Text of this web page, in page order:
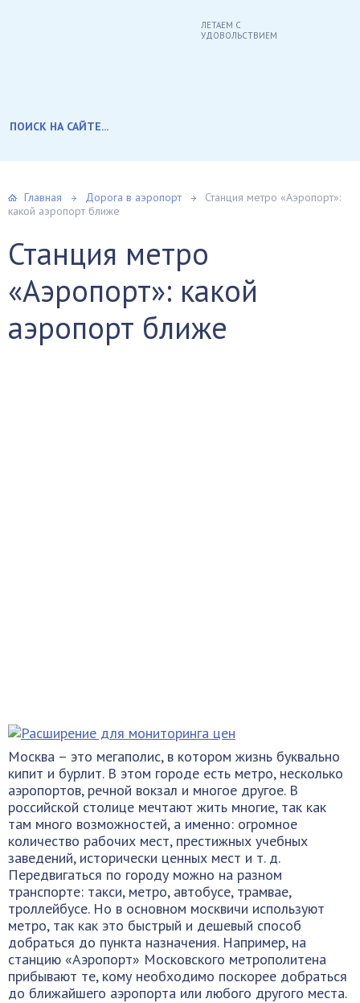
ЛЕТАЕМ С
УДОВОЛЬСТВИЕМ
Главная Дорога в аэропорт
Станция метро «Аэропорт»:
какой аэропорт ближе
Станция метро
«Аэропорт»: какой
аэропорт ближе
Москва – это мегаполис, в котором жизнь буквально
кипит и бурлит. В этом городе есть метро, несколько
аэропортов, речной вокзал и многое другое. В
российской столице мечтают жить многие, так как
там много возможностей, а именно: огромное
количество рабочих мест, престижных учебных
заведений, исторически ценных мест и т. д.
Передвигаться по городу можно на разном
транспорте: такси, метро, автобусе, трамвае,
троллейбусе. Но в основном москвичи используют
метро, так как это быстрый и дешевый способ
добраться до пункта назначения. Например, на
станцию «Аэропорт» Московского метрополитена
прибывают те, кому необходимо поскорее добраться
до ближайшего аэропорта или любого другого места.